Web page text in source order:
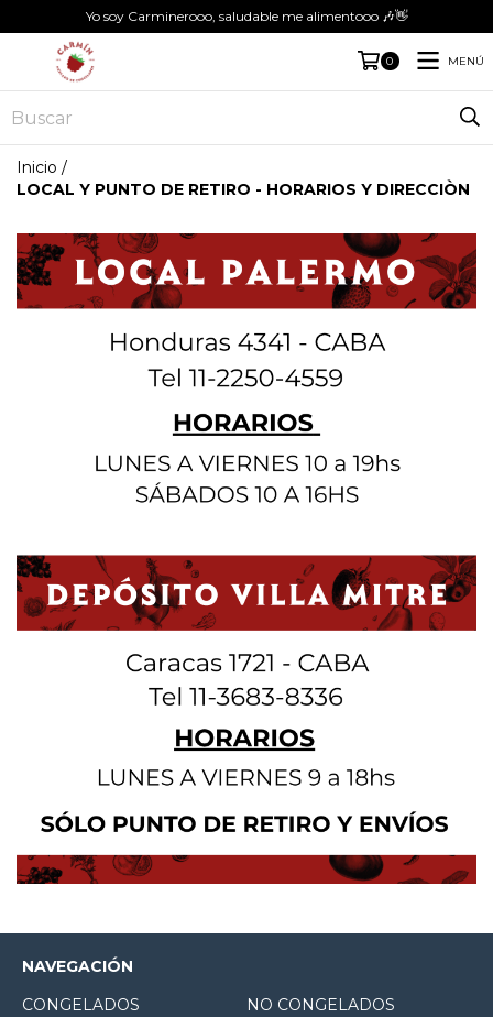
Yo soy Carminerooo, saludable me alimentooo 🎶👋
0 MENÚ
Inicio /
LOCAL Y PUNTO DE RETIRO - HORARIOS Y DIRECCIÒN
NAVEGACIÓN
CONGELADOS
NO CONGELADOS